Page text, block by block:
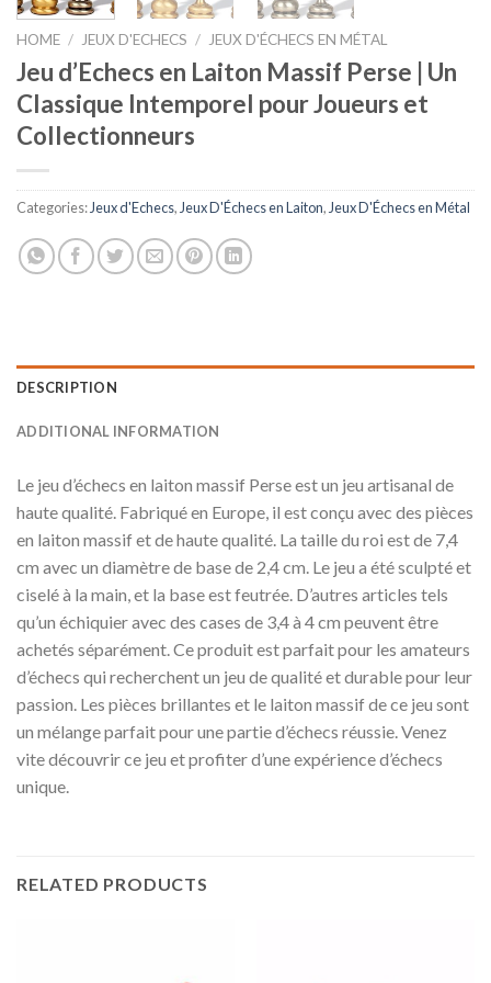
HOME / JEUX D'ECHECS / JEUX D'ÉCHECS EN MÉTAL
Jeu d’Echecs en Laiton Massif Perse | Un
Classique Intemporel pour Joueurs et
Collectionneurs
Categories: Jeux d'Echecs, Jeux D'Échecs en Laiton, Jeux D'Échecs en Métal
DESCRIPTION
ADDITIONAL INFORMATION
Le jeu d’échecs en laiton massif Perse est un jeu artisanal de
haute qualité. Fabriqué en Europe, il est conçu avec des pièces
en laiton massif et de haute qualité. La taille du roi est de 7,4
cm avec un diamètre de base de 2,4 cm. Le jeu a été sculpté et
ciselé à la main, et la base est feutrée. D’autres articles tels
qu’un échiquier avec des cases de 3,4 à 4 cm peuvent être
achetés séparément. Ce produit est parfait pour les amateurs
d’échecs qui recherchent un jeu de qualité et durable pour leur
passion. Les pièces brillantes et le laiton massif de ce jeu sont
un mélange parfait pour une partie d’échecs réussie. Venez
vite découvrir ce jeu et profiter d’une expérience d’échecs
unique.
RELATED PRODUCTS